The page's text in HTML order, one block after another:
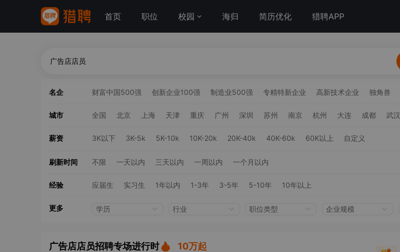
首页 职位 校园 海归 简历优化 猎聘APP
名企 财富中国500强 创新企业100强 制造业500强 专精特新企业 高新技术企业 独角兽
城市 全国 北京 上海 天津 重庆 广州 深圳 苏州 南京 杭州 大连 成都 武汉
薪资 3K以下 3K-5k 5K-10k 10K-20k 20K-40k 40K-60k 60K以上 自定义
刷新时间 不限 一天以内 三天以内 一周以内 一个月以内
经验 应届生 实习生 1年以内 1-3年 3-5年 5-10年 10年以上
更多 学历 行业 职位类型 企业规模
广告店店员招聘专场进行时 10万起